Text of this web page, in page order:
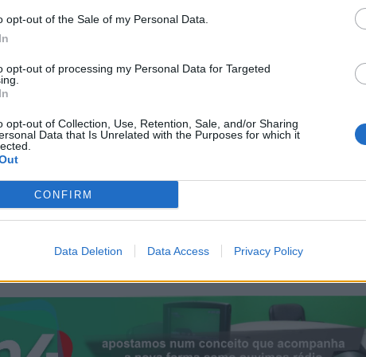
opt-out of the Sale of my Personal Data.
opt-out of processing my Personal Data for Targeted
opt-out of Collection, Use, Retention, Sale, and/or Sharing
Data that Is Unrelated with the Purposes for which it
CONFIRM
Data Deletion Data Access Privacy Policy
do programa Pequenos Cientistas Sanjoanenses, o
as turmas do 3.º ano de escolaridade. Esta iniciativa contou
de Física da Universidade de Aveiro (FISUA).
onde esta matéria é abordada, visando promover o
na área da Astronomia, facilitando a interdisciplinaridade do
na sala de aula de cada turma, contribuindo, deste modo, para
curriculares do programa de Estudo do Meio do 3º de